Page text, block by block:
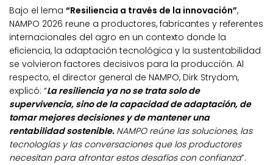
Bajo el lema “Resiliencia a través de la innovación”,
NAMPO 2026 reune a productores, fabricantes y referentes
internacionales del agro en un contexto donde la
eficiencia, la adaptación tecnológica y la sustentabilidad
se volvieron factores decisivos para la producción. Al
respecto, el director general de NAMPO, Dirk Strydom,
explicó: “La resiliencia ya no se trata solo de
supervivencia, sino de la capacidad de adaptación, de
tomar mejores decisiones y de mantener una
rentabilidad sostenible. NAMPO reúne las soluciones, las
tecnologías y las conversaciones que los productores
necesitan para afrontar estos desafíos con confianza”.